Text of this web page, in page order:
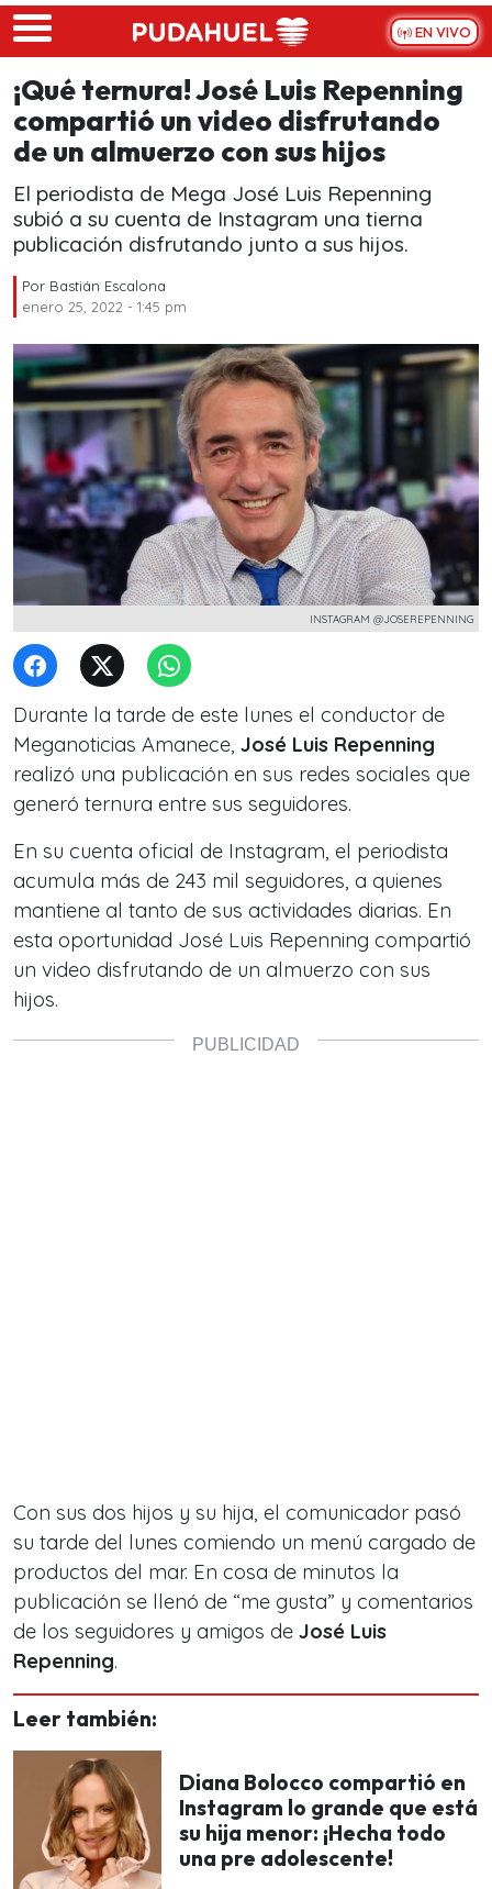
Skip to main content
EN VIVO
¡Qué ternura! José Luis Repenning
compartió un video disfrutando
de un almuerzo con sus hijos
El periodista de Mega José Luis Repenning
subió a su cuenta de Instagram una tierna
publicación disfrutando junto a sus hijos.
Por Bastián Escalona
enero 25, 2022 - 1:45 pm
INSTAGRAM @JOSEREPENNING
Durante la tarde de este lunes el conductor de
Meganoticias Amanece, José Luis Repenning
realizó una publicación en sus redes sociales que
generó ternura entre sus seguidores.
En su cuenta oficial de Instagram, el periodista
acumula más de 243 mil seguidores, a quienes
mantiene al tanto de sus actividades diarias. En
esta oportunidad José Luis Repenning compartió
un video disfrutando de un almuerzo con sus
hijos.
Con sus dos hijos y su hija, el comunicador pasó
su tarde del lunes comiendo un menú cargado de
productos del mar. En cosa de minutos la
publicación se llenó de “me gusta” y comentarios
de los seguidores y amigos de José Luis
Repenning.
Leer también:
Diana Bolocco compartió en
Instagram lo grande que está
su hija menor: ¡Hecha todo
una pre adolescente!